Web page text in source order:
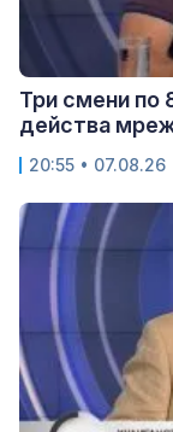
Три смени по
действа
20:55 • 07.08.26